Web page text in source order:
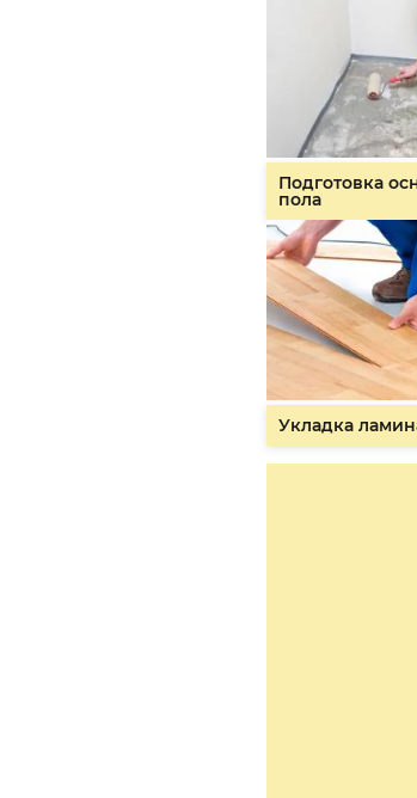
Подготовка
пола
Укладка